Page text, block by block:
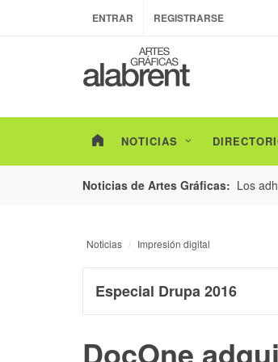
ENTRAR REGISTRARSE
NOTICIAS
Noticias de Artes Gráficas:
de envases con un nuevo estudio de Los
Noticias Impresión digital
Especial Drupa 2016
DocOne